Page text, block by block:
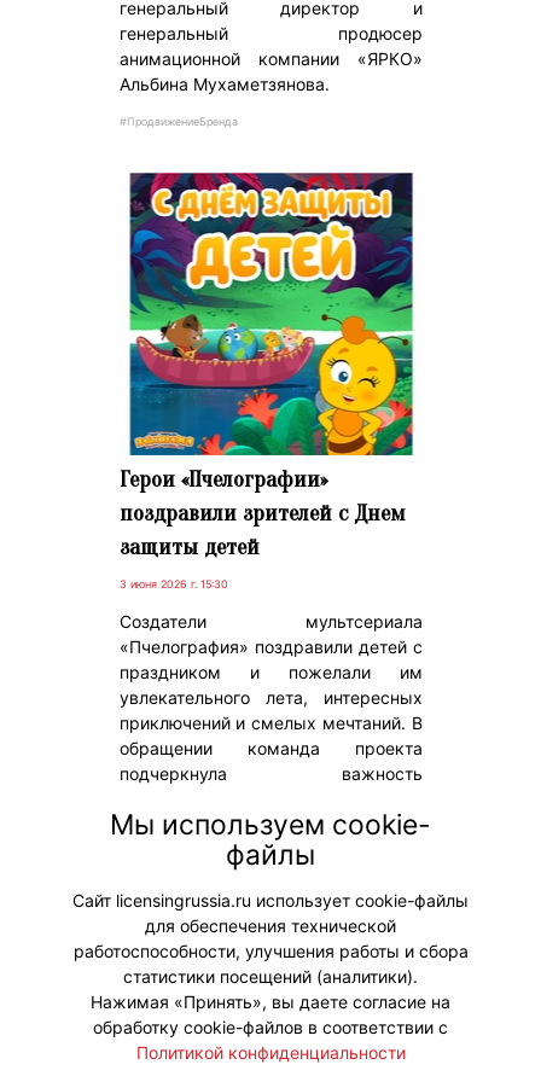
генеральный директор и
генеральный продюсер
анимационной компании «ЯРКО»
Альбина Мухаметзянова.
#ПродвижениеБренда
Герои «Пчелографии»
поздравили зрителей с Днем
защиты детей
3 июня 2026 г. 15:30
Создатели мультсериала
«Пчелография» поздравили детей с
праздником и пожелали им
увлекательного лета, интересных
приключений и смелых мечтаний. В
обращении команда проекта
подчеркнула важность
природе и доброго отношения друг
#ПродвижениеБренда
Мы используем cookie-
файлы
Сайт licensingrussia.ru использует cookie-файлы
для обеспечения технической
работоспособности, улучшения работы и сбора
статистики посещений (аналитики).
Нажимая «Принять», вы даете согласие на
обработку cookie-файлов в соответствии с
Политикой конфиденциальности